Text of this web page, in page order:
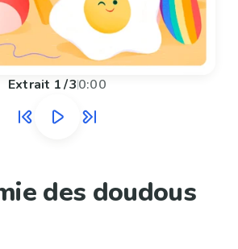
Extrait 1/30:00
des doudous